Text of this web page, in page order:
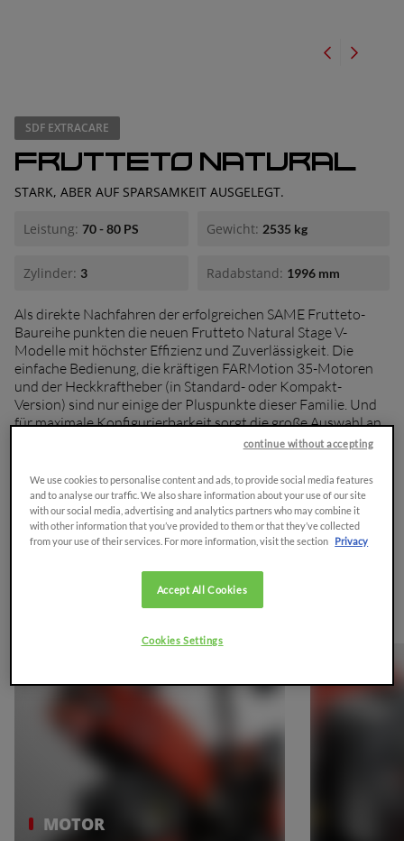
SDF EXTRACARE
FRUTTETO NATURAL
STARK, ABER AUF SPARSAMKEIT AUSGELEGT.
Leistung: 70 - 80 PS Gewicht: 2535 kg
Zylinder: 3 Radabstand: 1996 mm
Als direkte Nachfahren der erfolgreichen SAME Frutteto-
Baureihe punkten die neuen Frutteto Natural Stage V-
Modelle mit höchster Effizienz und Zuverlässigkeit. Die
einfache Bedienung, die kräftigen FARMotion 35-Motoren
und der Heckkraftheber (in Standard- oder Kompakt-
Version) sind nur einige der Pluspunkte dieser Familie. Und
für maximale Konfigurierbarkeit sorgt die große Auswahl an
Getrieben, von 8+8 bis 30+15 mit Kriechgetriebe.
Fordern Sie ein Angebot an
Brochure
MOTOR
We use cookies to personalise content and ads, to provide social media features
and to analyse our traffic. We also share information about your use of our site
with our social media, advertising and analytics partners who may combine it
with other information that you’ve provided to them or that they’ve collected
from your use of their services. For more information, visit the section
Privacy
continue without accepting
Accept All Cookies
Cookies Settings